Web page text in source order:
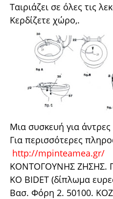
Ταιριάζει σε όλες τις
Κερδίζετε χώρο,.
Μια συσκευή για άντρες
Για περισσότερες
http://mpinteamea.gr/
ΚΟΝΤΟΓΟΥΝΗΣ ΖΗΣΗΣ.
KO BIDET (δίπλωμα
Βασ. Φόρη 2. 50100.